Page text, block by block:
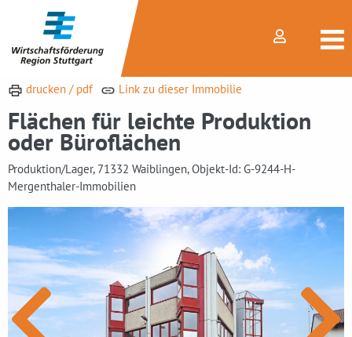
drucken / pdf Link zu dieser Immobilie
Flächen für leichte Produktion
oder Büroflächen
Produktion/Lager, 71332 Waiblingen, Objekt-Id: G-9244-H-
Mergenthaler-Immobilien